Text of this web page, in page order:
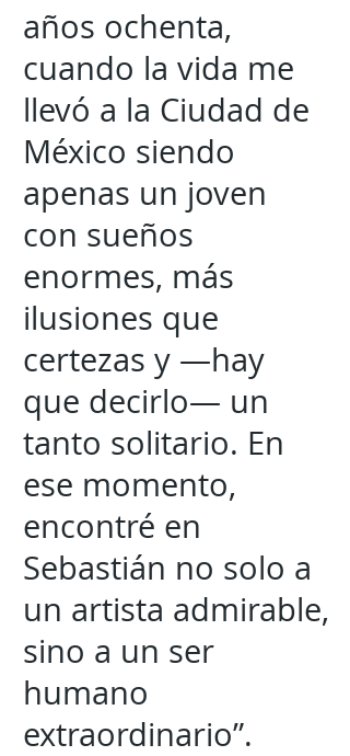
años ochenta,
cuando la vida me
llevó a la Ciudad de
México siendo
apenas un joven
con sueños
enormes, más
ilusiones que
certezas y —hay
que decirlo— un
tanto solitario. En
ese momento,
encontré en
Sebastián no solo a
un artista admirable,
sino a un ser
humano
extraordinario”.